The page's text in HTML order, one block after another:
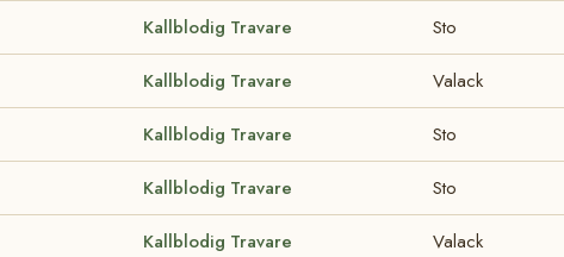
Kallblodig Travare Sto
Kallblodig Travare Valack
Kallblodig Travare Sto
Kallblodig Travare Sto
Kallblodig Travare Valack